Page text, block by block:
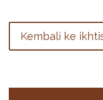
Kembali ke